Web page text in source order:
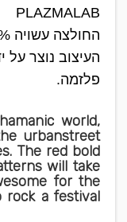
PLAZMALAB
החולצה עשויה 100% כותנה סרוקה באיכות גבוהה.
העיצוב נוצר על
פלזמה.
world,
urbanstreet
The red bold
will take
for the
rock a festival